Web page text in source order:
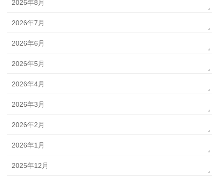
2026年8月
2026年7月
2026年6月
2026年5月
2026年4月
2026年3月
2026年2月
2026年1月
2025年12月